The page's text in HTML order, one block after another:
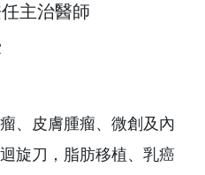
主治醫師
、皮膚腫瘤、微創及內
旋刀，脂肪移植、乳癌